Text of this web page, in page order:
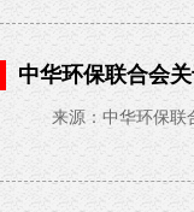
中华环保联合会
04-21
来源：中华环保联